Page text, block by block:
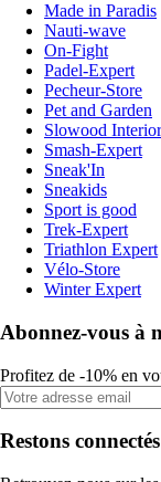
Made in Paradis
Nauti-wave
On-Fight
Padel-Expert
Pecheur-Store
Pet and Garden
Slowood Interior
Smash-Expert
Sneak'In
Sneakids
Sport is good
Trek-Expert
Triathlon Expert
Vélo-Store
Winter Expert
Abonnez-vous à
Profitez de -10% en
Restons connectés